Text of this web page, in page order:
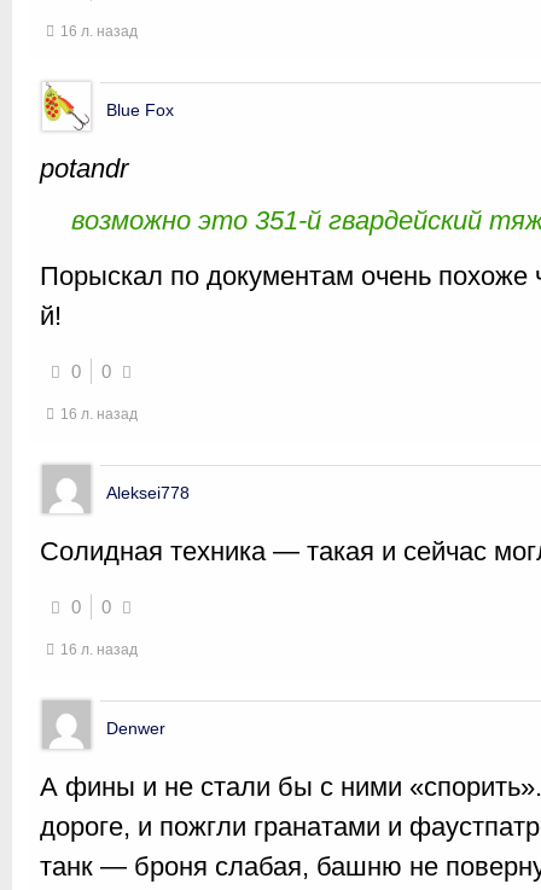
16 л. назад
Blue Fox
potandr
возможно это 351-й гвардейский
Порыскал по документам очень похоже
й!
0 0
16 л. назад
Aleksei778
Солидная техника — такая и сейчас
0 0
16 л. назад
Denwer
А фины и не стали бы с ними
дороге, и пожгли гранатами и
танк — броня слабая, башню не